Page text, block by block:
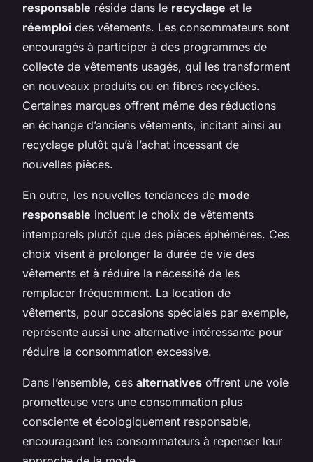
responsable réside dans le recyclage et le
réemploi des vêtements. Les consommateurs sont
encouragés à participer à des programmes de
collecte de vêtements usagés, qui les transforment
en nouveaux produits ou en fibres recyclées.
Certaines marques offrent même des réductions
en échange d’anciens vêtements, incitant ainsi au
recyclage plutôt qu’à l’achat incessant de
nouvelles pièces.
En outre, les nouvelles tendances de mode
responsable incluent le choix de vêtements
intemporels plutôt que des pièces éphémères. Ces
choix visent à prolonger la durée de vie des
vêtements et à réduire la nécessité de les
remplacer fréquemment. La location de
vêtements, pour occasions spéciales par exemple,
représente aussi une alternative intéressante pour
réduire la consommation excessive.
Dans l’ensemble, ces alternatives offrent une voie
prometteuse vers une consommation plus
consciente et écologiquement responsable,
encourageant les consommateurs à repenser leur